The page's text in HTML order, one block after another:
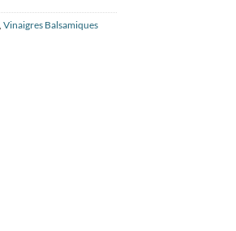
Vinaigres Balsamiques